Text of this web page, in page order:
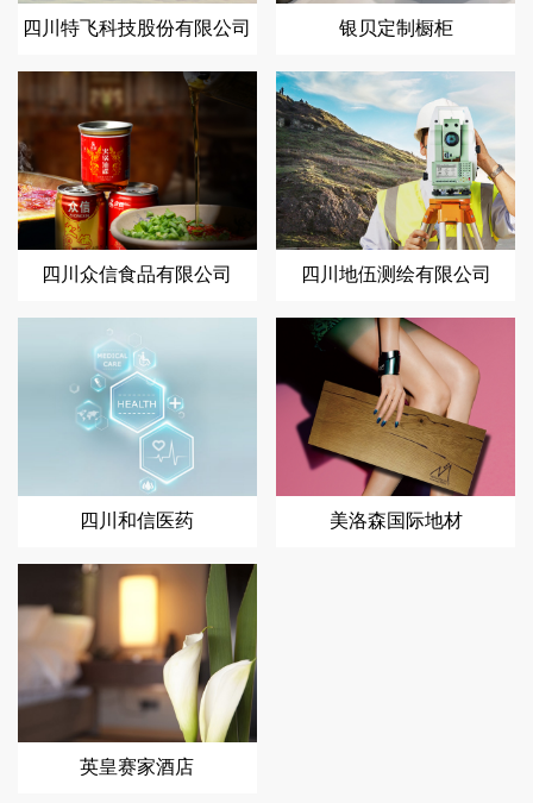
四川特飞科技股份有限公司 银贝定制橱柜
四川众信食品有限公司 四川地伍测绘有限公司
四川和信医药 美洛森国际地材
英皇赛家酒店